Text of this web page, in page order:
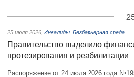
25 июля 2026 Инвалиды. Безбарьерная среда
Правительство выделило
протезирования и реабилитации
Распоряжение от 24 июля 2026 года